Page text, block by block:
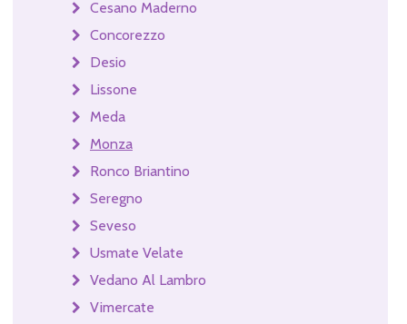
Cesano Maderno
Concorezzo
Desio
Lissone
Meda
Monza
Ronco Briantino
Seregno
Seveso
Usmate Velate
Vedano Al Lambro
Vimercate